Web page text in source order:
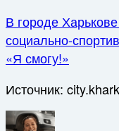
В городе
социально-
«Я смогу!»
Источник: